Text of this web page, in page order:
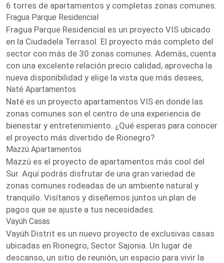
6 torres de apartamentos y completas zonas comunes.
Fragua Parque Residencial
Fragua Parque Residencial es un proyecto VIS ubicado
en la Ciudadela Terrasol. El proyecto más completo del
sector con más de 30 zonas comunes. Además, cuenta
con una excelente relación precio calidad, aprovecha la
nueva disponibilidad y elige la vista que más desees,
Naté Apartamentos
Naté es un proyecto apartamentos VIS en donde las
zonas comunes son el centro de una experiencia de
bienestar y entretenimiento. ¿Qué esperas para conocer
el proyecto más divertido de Rionegro?
Mazzú Apartamentos
Mazzú es el proyecto de apartamentos más cool del
Sur. Aquí podrás disfrutar de una gran variedad de
zonas comunes rodeadas de un ambiente natural y
tranquilo. Visítanos y diseñemos juntos un plan de
pagos que se ajuste a tus necesidades.
Vayúh Casas
Vayúh Distrit es un nuevo proyecto de exclusivas casas
ubicadas en Rionegro, Sector Sajonia. Un lugar de
descanso, un sitio de reunión, un espacio para vivir la